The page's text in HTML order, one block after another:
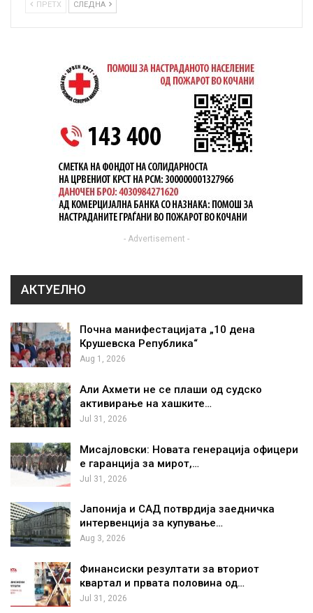
ПРЕТХ СЛЕДНА
- Advertisement -
АКТУЕЛНО
Почна манифестацијата „10 дена
Крушевска Република“
Aug 1, 2026
Али Ахмети не се плаши од судско
активирање на хашките…
Jul 31, 2026
Мисајловски: Новата генерација офицери
е гаранција за мирот,…
Jul 31, 2026
Јапонија и САД потврдија заедничка
интервенција за купување…
Aug 3, 2026
Финансиски резултати за вториот
квартал и првата половина од…
Jul 31, 2026